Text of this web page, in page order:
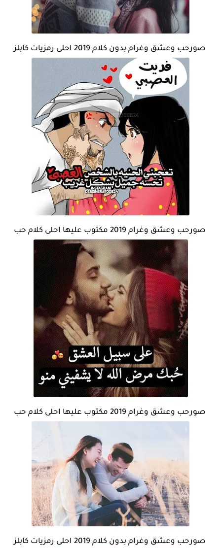
صورحب وعشق وغرام بدون كلام 2019 احلى رمزيات كابلز
صورحب وعشق وغرام 2019 مكتوب عليها احلى كلام حب
صورحب وعشق وغرام 2019 مكتوب عليها احلى كلام حب
صورحب وعشق وغرام بدون كلام 2019 احلى رمزيات كابلز